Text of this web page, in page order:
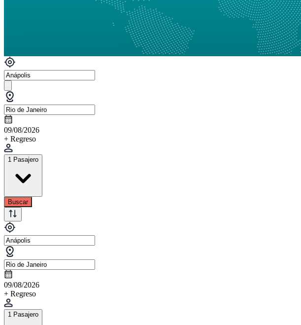
09/08/2026
+ Regreso
1 Pasajero
Buscar
09/08/2026
+ Regreso
1 Pasajero